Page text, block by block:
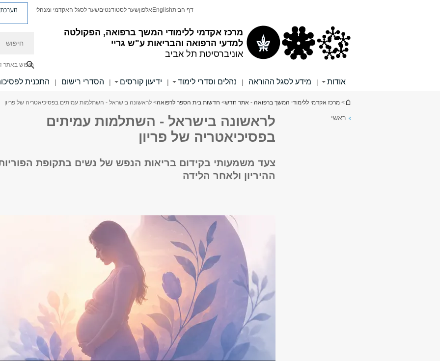
מרכז אקדמי ללימודי המשך ברפואה, הפקולטה
למדעי הרפואה והבריאות ע"ש גריי
אוניברסיטת תל אביב
דף הביתEnglish אלפוןשער לסטודנטיםשער לסגל האקדמי ומנהלי מערכת
חיפוש באתר
אודות | מידע לסגל ההוראה | נהלים וסדרי לימוד | ידיעון קורסים | הסדרי רישום | התכנית
הינך נמצא כאן
> מרכז אקדמי ללימודי המשך ברפואה - אתר חדש> חדשות בית הספר לרפואה> לראשונה בישראל - השתלמות עמיתים בפסיכיאטריה של פריון
ראשי
לראשונה בישראל - השתלמות עמיתים
בפסיכיאטריה של פריון
צעד משמעותי בקידום בריאות הנפש של נשים בתקופת
ההיריון ולאחר הלידה